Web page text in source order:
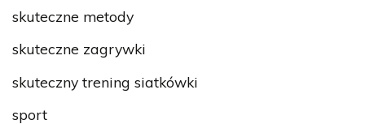
skuteczne metody
skuteczne zagrywki
skuteczny trening siatkówki
sport